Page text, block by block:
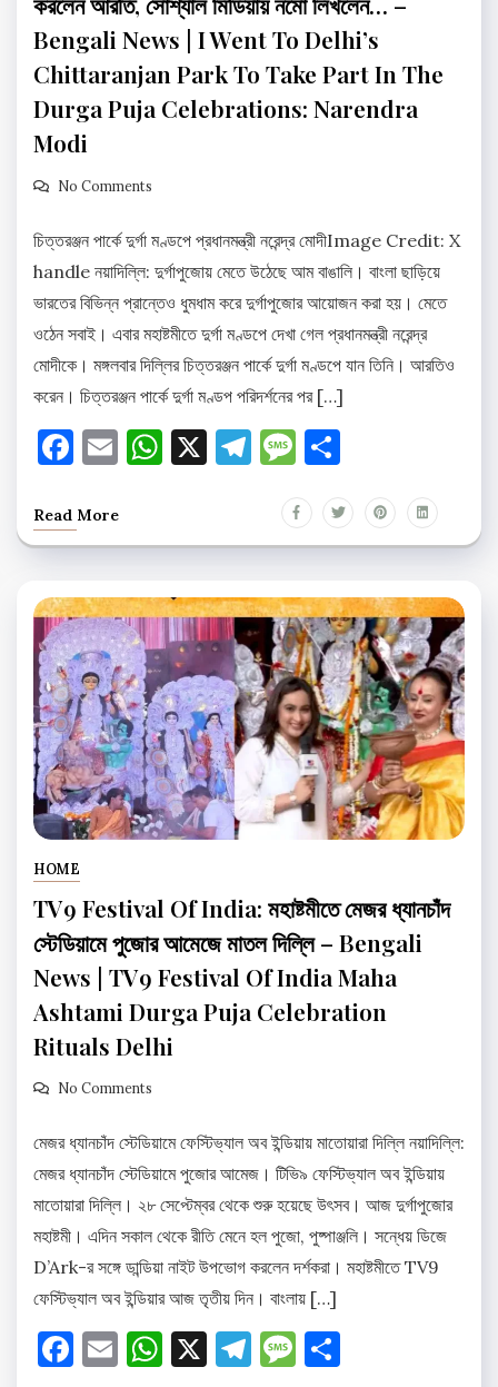
Bengali News | I Went To Delhi’s
Chittaranjan Park To Take Part In The
Durga Puja Celebrations: Narendra
Modi
No Comments
চিত্তরঞ্জন পার্কে দুর্গা মণ্ডপে প্রধানমন্ত্রী নরেন্দ্র মোদীImage Credit: X
handle নয়াদিল্লি: দুর্গাপুজোয় মেতে উঠেছে আম বাঙালি। বাংলা ছাড়িয়ে
ভারতের বিভিন্ন প্রান্তেও ধুমধাম করে দুর্গাপুজোর আয়োজন করা হয়। মেতে
ওঠেন সবাই। এবার মহাষ্টমীতে দুর্গা মণ্ডপে দেখা গেল প্রধানমন্ত্রী নরেন্দ্র
মোদীকে। মঙ্গলবার দিল্লির চিত্তরঞ্জন পার্কে দুর্গা মণ্ডপে যান তিনি। আরতিও
করেন। চিত্তরঞ্জন পার্কে দুর্গা মণ্ডপ পরিদর্শনের পর […]
Facebook
EmailWhatsApp
X Telegram
Message
Read More
HOME
TV9 Festival Of India: মহাষ্টমীতে মেজর ধ্যানচাঁদ
স্টেডিয়ামে পুজোর আমেজে মাতল দিল্লি – Bengali
News | TV9 Festival Of India Maha
Ashtami Durga Puja Celebration
Rituals Delhi
No Comments
মেজর ধ্যানচাঁদ স্টেডিয়ামে ফেস্টিভ্যাল অব ইন্ডিয়ায় মাতোয়ারা দিল্লি নয়াদিল্লি:
মেজর ধ্যানচাঁদ স্টেডিয়ামে পুজোর আমেজ। টিভি৯ ফেস্টিভ্যাল অব ইন্ডিয়ায়
মাতোয়ারা দিল্লি। ২৮ সেপ্টেম্বর থেকে শুরু হয়েছে উৎসব। আজ দুর্গাপুজোর
মহাষ্টমী। এদিন সকাল থেকে রীতি মেনে হল পুজো, পুষ্পাঞ্জলি। সন্ধেয় ডিজে
D’Ark-র সঙ্গে ডান্ডিয়া নাইট উপভোগ করলেন দর্শকরা। মহাষ্টমীতে TV9
ফেস্টিভ্যাল অব ইন্ডিয়ার আজ তৃতীয় দিন। বাংলায় […]
Facebook
EmailWhatsApp
X Telegram
Message